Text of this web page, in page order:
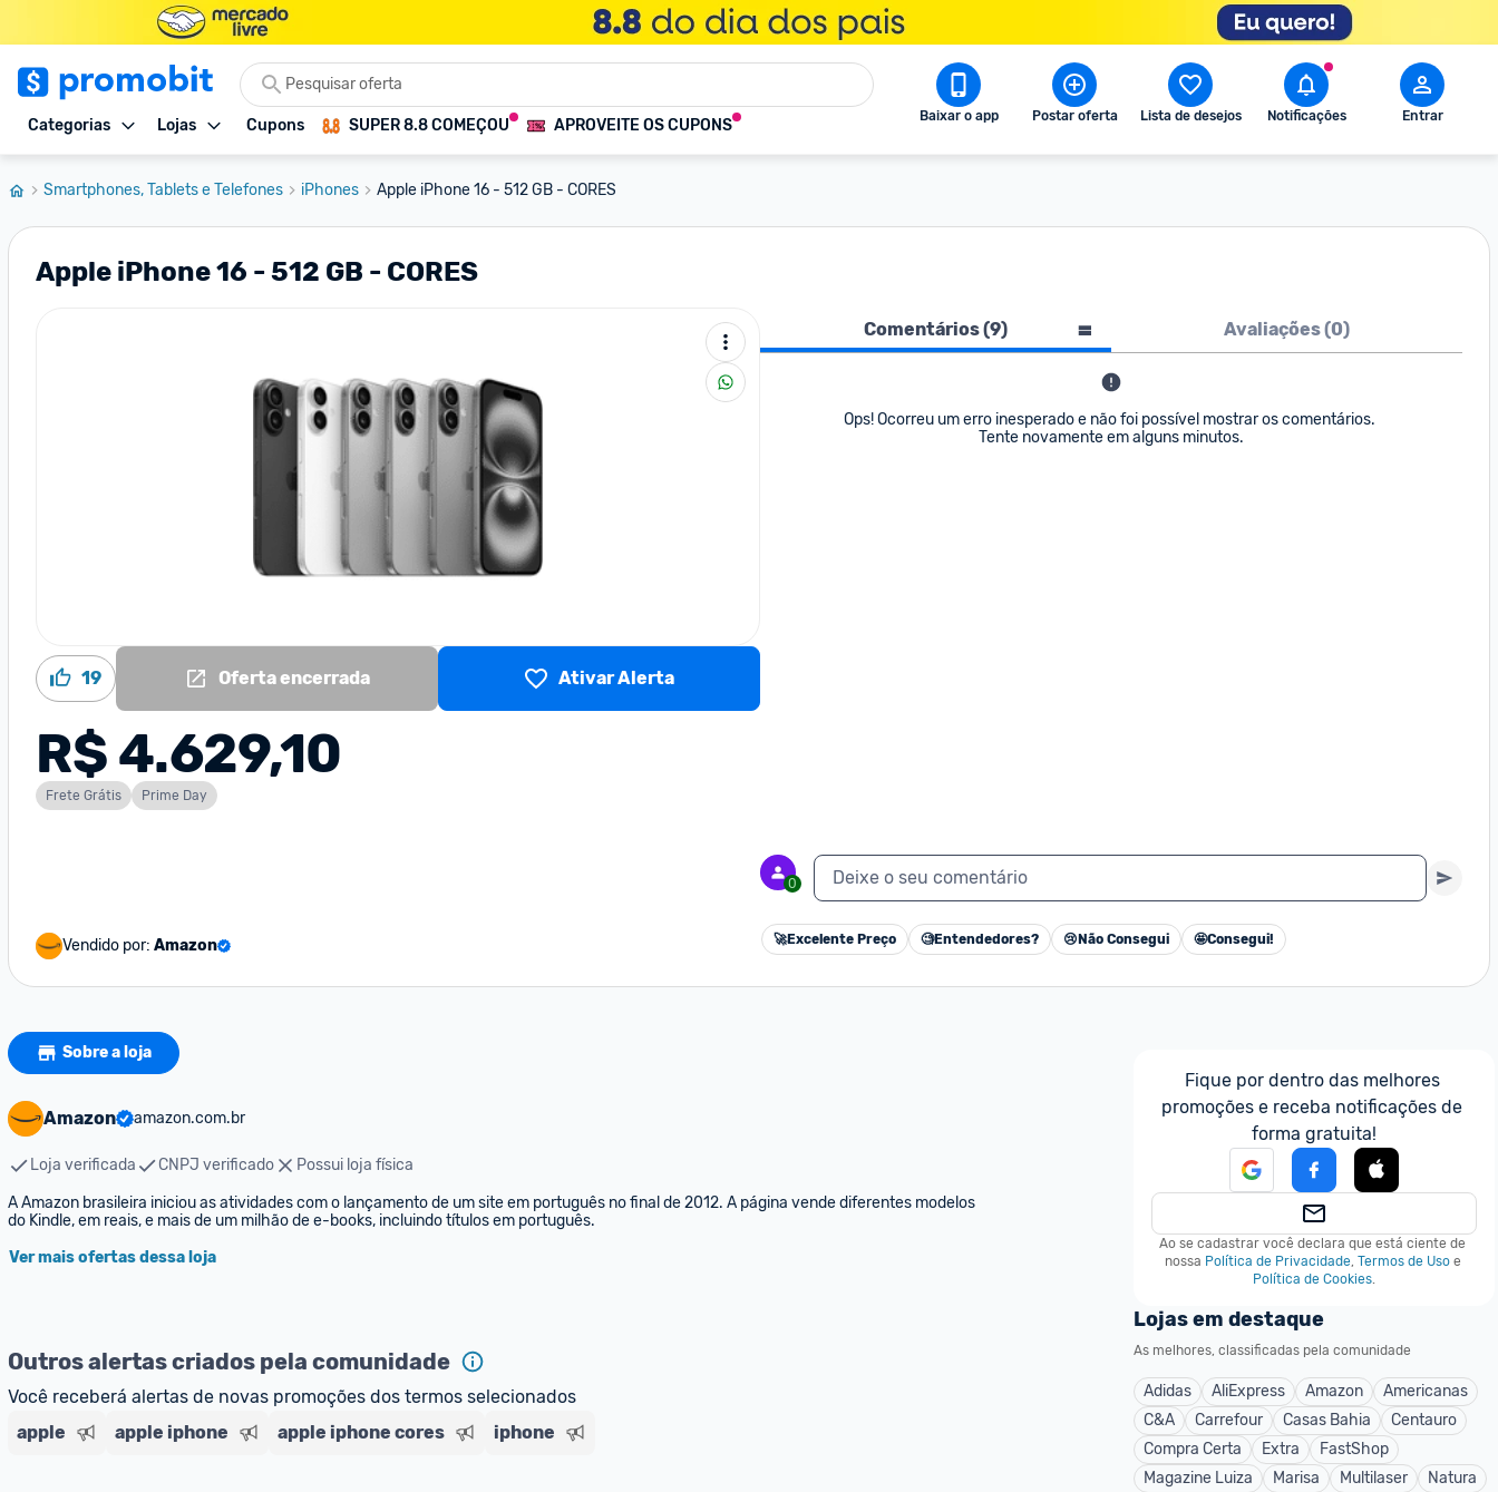
Categorias Lojas Cupons SUPER 8.8 COMEÇOU APROVEITE OS CUPONS Baixar o app Postar oferta Lista de desejos Notificações Entrar
Smartphones, Tablets e Telefones iPhones Apple iPhone 16 - 512 GB - CORES
Apple iPhone 16 - 512 GB - CORES
19 Oferta encerrada Ativar Alerta
R$ 4.629,10
Frete Grátis Prime Day
Vendido por: Amazon
Comentários (9) Avaliações (0)
Ops! Ocorreu um erro inesperado e não foi possível mostrar os comentários.
Tente novamente em alguns minutos.
0 Deixe o seu comentário
🚀Excelente Preço 🧐Entendedores? 😢 Não Consegui 🤩Consegui!
Sobre a loja
Amazon amazon.com.br
Loja verificada CNPJ verificado
Possui loja física
A Amazon brasileira iniciou as atividades com o lançamento de um site em português no final de 2012. A página vende diferentes modelos
do Kindle, em reais, e mais de um milhão de e-books, incluindo títulos em português.
Ver mais ofertas dessa loja
Outros alertas criados pela comunidade
Você receberá alertas de novas promoções dos termos selecionados
apple
apple iphone apple iphone cores iphone
Fique por dentro das melhores
promoções e receba notificações de
forma gratuita!
Ao se cadastrar você declara que está ciente de
nossa Política de Privacidade, Termos de Uso e
Política de Cookies.
Lojas em destaque
As melhores, classificadas pela comunidade
Adidas AliExpress Amazon
Americanas
C&A
Carrefour Casas Bahia
Centauro
Compra Certa
Extra
FastShop
Magazine Luiza
Marisa Multilaser
Natura